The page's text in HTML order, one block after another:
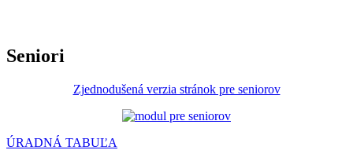
Seniori
Zjednodušená verzia stránok pre seniorov
ÚRADNÁ TABUĽA